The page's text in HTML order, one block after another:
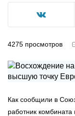
4275 просмотров
Как сообщили в
работник комбината